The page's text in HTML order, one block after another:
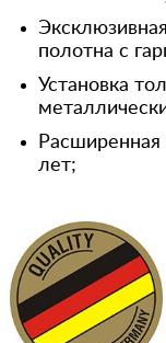
полотна с
Установка
Расширенная
лет;